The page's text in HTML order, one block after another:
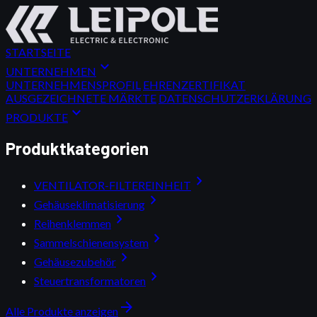
STARTSEITE
UNTERNEHMEN expand_more
UNTERNEHMENSPROFIL EHRENZERTIFIKAT
AUSGEZEICHNETE MÄRKTE DATENSCHUTZERKLÄRUNG
PRODUKTE expand_more
Produktkategorien
VENTILATOR-FILTEREINHEIT chevron_right
Gehäuseklimatisierung chevron_right
Reihenklemmen chevron_right
Sammelschienensystem chevron_right
Gehäusezubehör chevron_right
Steuertransformatoren chevron_right
Alle Produkte anzeigen arrow_forward